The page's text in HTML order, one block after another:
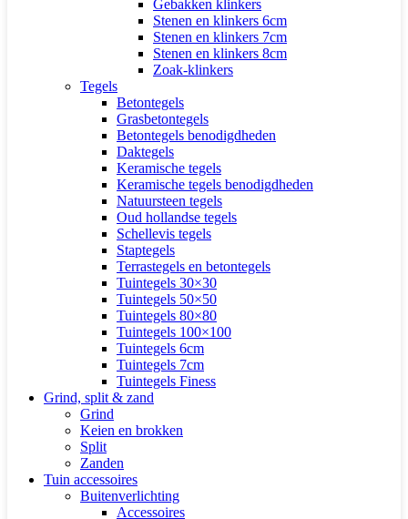
Gebakken klinkers
Stenen en klinkers 6cm
Stenen en klinkers 7cm
Stenen en klinkers 8cm
Zoak-klinkers
Tegels
Betontegels
Grasbetontegels
Betontegels benodigdheden
Daktegels
Keramische tegels
Keramische tegels benodigdheden
Natuursteen tegels
Oud hollandse tegels
Schellevis tegels
Staptegels
Terrastegels en betontegels
Tuintegels 30×30
Tuintegels 50×50
Tuintegels 80×80
Tuintegels 100×100
Tuintegels 6cm
Tuintegels 7cm
Tuintegels Finess
Grind, split & zand
Grind
Keien en brokken
Split
Zanden
Tuin accessoires
Buitenverlichting
Accessoires